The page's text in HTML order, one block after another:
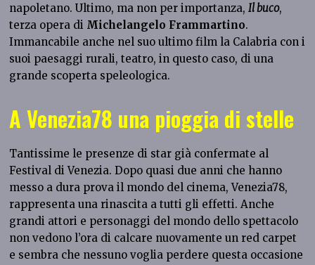
napoletano. Ultimo, ma non per importanza,Il buco,
terza opera di Michelangelo Frammartino.
Immancabile anche nel suo ultimo film la Calabria con i
suoi paesaggi rurali, teatro, in questo caso, di una
grande scoperta speleologica.
A Venezia78 una pioggia di stelle
Tantissime le presenze di star già confermate al
Festival di Venezia. Dopo quasi due anni che hanno
messo a dura prova il mondo del cinema, Venezia78,
rappresenta una rinascita a tutti gli effetti. Anche
grandi attori e personaggi del mondo dello spettacolo
non vedono l’ora di calcare nuovamente un red carpet
e sembra che nessuno voglia perdere questa occasione